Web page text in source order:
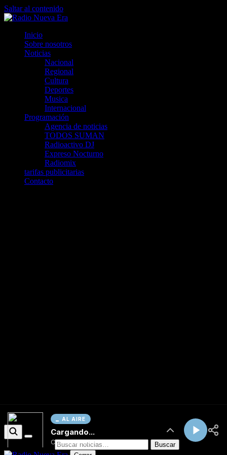
AL AIRE
Cargando...
Conectando...